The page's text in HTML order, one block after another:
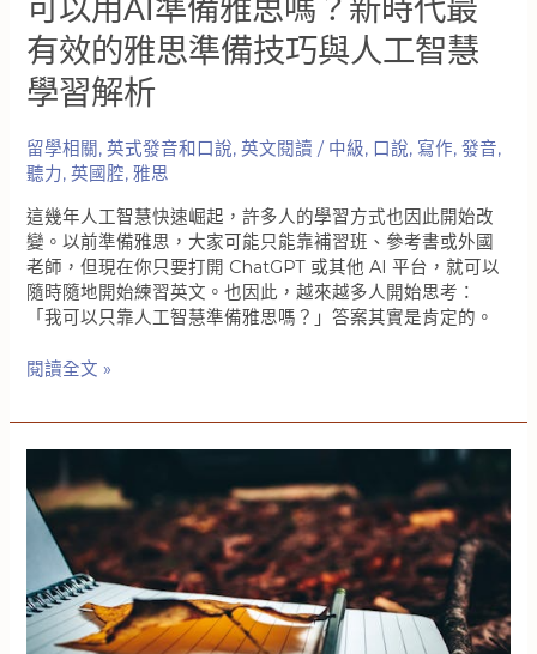
師
不
會
告
訴
你
的
真
相
可以用AI準備雅思嗎？新時代最
有效的雅思準備技巧與人工智慧
學習解析
留學相關,英式發音和口說,英文閱讀 / 中級, 口說, 寫作,發音,
聽力,英國腔,雅思
這幾年人工智慧快速崛起，許多人的學習方式也因此開始改
變。以前準備雅思，大家可能只能靠補習班、參考書或外國
老師，但現在你只要打開 ChatGPT 或其他 AI 平台，就可以
隨時隨地開始練習英文。也因此，越來越多人開始思考：
「我可以只靠人工智慧準備雅思嗎？」答案其實是肯定的。
可
用
備
雅
新
時
代
閱讀全文 »